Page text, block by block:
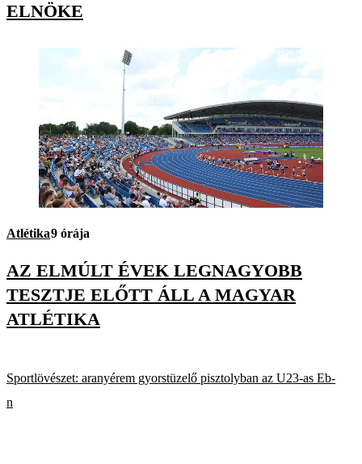
ELNÖKE
Atlétika9 órája
AZ ELMÚLT ÉVEK LEGNAGYOBB
TESZTJE ELŐTT ÁLL A MAGYAR
ATLÉTIKA
Sportlövészet: aranyérem gyorstüzelő pisztolyban az U23-as Eb-
n